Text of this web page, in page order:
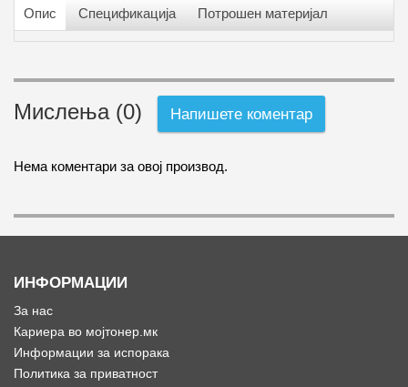
Опис Спецификација Потрошен материјал
Мислења (0) Напишете коментар
Нема коментари за овој производ.
ИНФОРМАЦИИ
За нас
Кариера во мојтонер.мк
Информации за испорака
Политика за приватност